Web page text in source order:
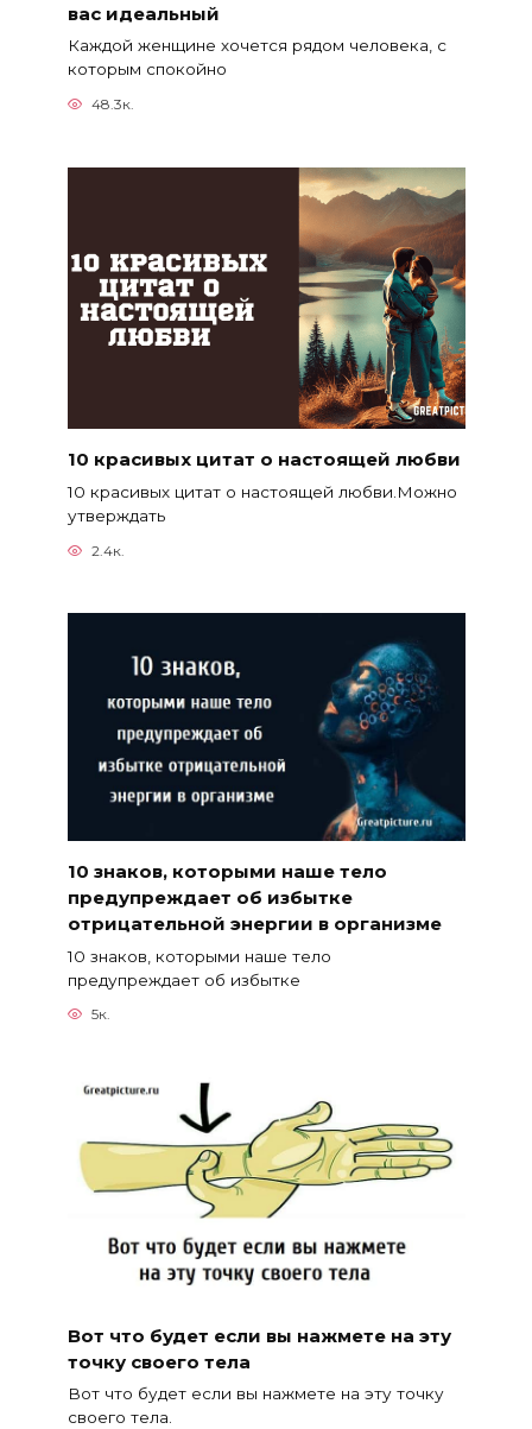
вас идеальный
Каждой женщине хочется рядом человека, с
которым спокойно
48.3к.
10 красивых цитат о настоящей любви
10 красивых цитат о настоящей любви.Можно
утверждать
2.4к.
10 знаков, которыми наше тело
предупреждает об избытке
отрицательной энергии в организме
10 знаков, которыми наше тело
предупреждает об избытке
5к.
Вот что будет если вы нажмете на эту
точку своего тела
Вот что будет если вы нажмете на эту точку
своего тела.